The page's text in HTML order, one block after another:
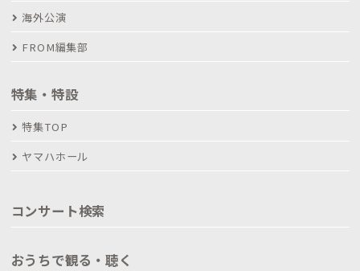
海外公演
FROM編集部
特集・特設
特集TOP
ヤマハホール
コンサート検索
おうちで観る・聴く